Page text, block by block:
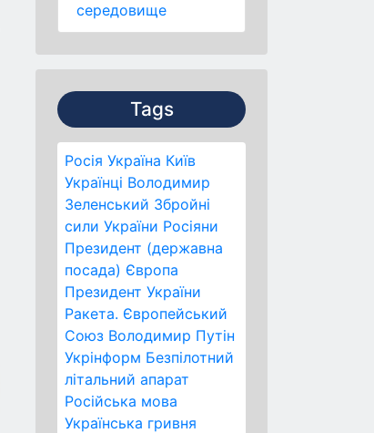
середовище
Tags
Росія Україна Київ
Українці Володимир
Зеленський Збройні
сили України Росіяни
Президент (державна
посада) Європа
Президент України
Ракета. Європейський
Союз Володимир Путін
Укрінформ Безпілотний
літальний апарат
Російська мова
Українська гривня